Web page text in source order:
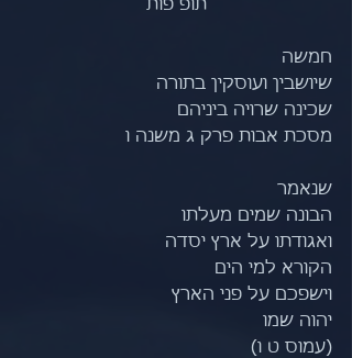
תופ פות
חמשה
שיושבין ועוסקין בתורה
שכינה שרויה ביניהם
מסכת אבות פרק ג משנה ו
שנאמר
הבונה שמים מעלתו
ואגודתו על ארץ יסדה
​הקורא למי הים
וישפכם על פני הארץ
יהוה שמו
(עמוס ט ו)